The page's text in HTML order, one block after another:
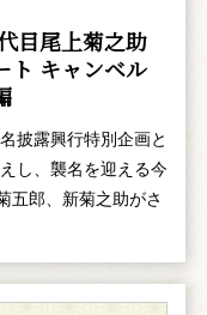
目尾上菊之助
ト キャンベル
披露興行特別企画と
し、襲名を迎える今
五郎、新菊之助がさ